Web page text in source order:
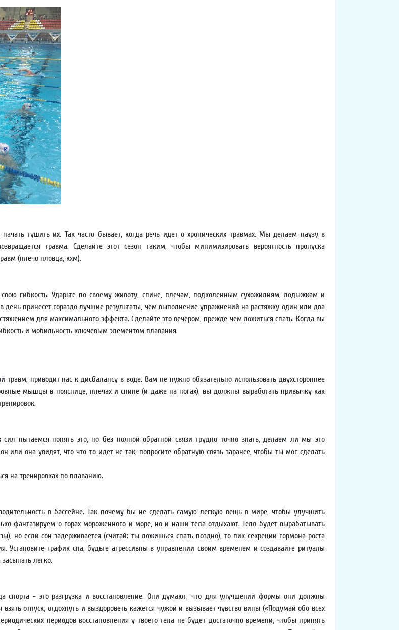
тушить их. Так часто бывает, когда речь идет о хронических травмах. Мы делаем паузу в
травма. Сделайте этот сезон таким, чтобы минимизировать вероятность пропуска
(плечо пловца, кхм).
гибкость. Ударьте по своему животу, спине, плечам, подколенным сухожилиям, лодыжкам и
принесет гораздо лучшие результаты, чем выполнение упражнений на растяжку один или два
для максимального эффекта. Сделайте это вечером, прежде чем ложиться спать. Когда вы
и мобильность ключевым элементом плавания.
приводит нас к дисбалансу в воде. Вам не нужно обязательно использовать двухстороннее
мышцы в пояснице, плечах и спине (и даже на ногах), вы должны выработать привычку как
пытаемся понять это, но без полной обратной связи трудно точно знать, делаем ли мы это
или она увидят, что что-то идет не так, попросите обратную связь заранее, чтобы ты мог сделать
на тренировках по плаванию.
в бассейне. Так почему бы не сделать самую легкую вещь в мире, чтобы улучшить
фантазируем о горах мороженного и море, но и наши тела отдыхают. Тело будет вырабатывать
но если сон задерживается (считай: ты ложишься спать поздно), то пик секреции гормона роста
Установите график сна, будьте агрессивны в управлении своим временем и создавайте ритуалы
легко.
спорта - это разгрузка и восстановление. Они думают, что для улучшений формы они должны
отпуск, отдохнуть и выздороветь кажется чужой и вызывает чувство вины («Подумай обо всех
периодов восстановления у твоего тела не будет достаточно времени, чтобы принять